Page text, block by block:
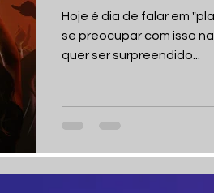
Hoje é dia de falar em
se preocupar com isso
quer ser surpreendido...